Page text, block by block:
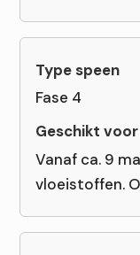
Fase 4
Vanaf ca. 9
vloeistoffen.